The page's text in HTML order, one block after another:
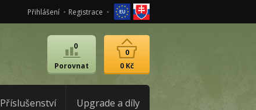
Přihlášení Registrace
Porovnat
0
0 Kč
0
Příslušenství Upgrade a díly